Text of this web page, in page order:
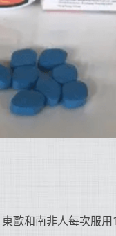
歐和南非人每次服